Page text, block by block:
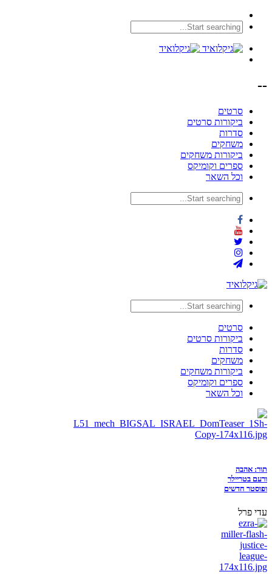
--
סרטים
ביקורות סרטים
סדרות
משחקים
ביקורות משחקים
ספרים וקומיקס
וכל השאר
סרטים
ביקורות סרטים
סדרות
משחקים
ביקורות משחקים
ספרים וקומיקס
וכל השאר
תור: אהבה
ורעם בטריילר
ופוסטר חדשים
עדי פרל